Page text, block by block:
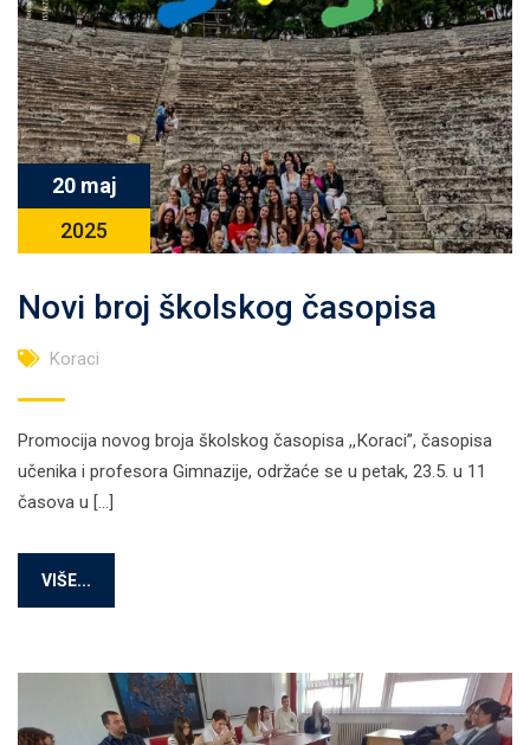
20 maj
2025
Novi broj školskog časopisa
Koraci
Promocija novog broja školskog časopisa ,,Кoraci”, časopisa
učenika i profesora Gimnazije, održaće se u petak, 23.5. u 11
časova u […]
VIŠE...